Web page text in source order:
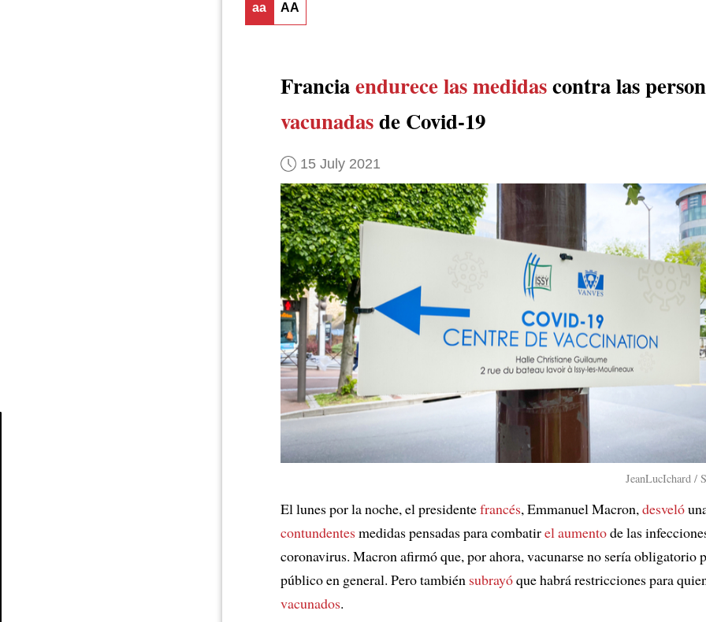
aa AA
Franciaendurece las medidascontra las
vacunadasde Covid-19
15 July 2021
JeanLucIchard /
El lunes por la noche, el presidentefrancés, Emmanuel Macron,desveló
contundentesmedidas pensadas para combatirel aumentode las
coronavirus. Macron afirmó que, por ahora, vacunarse no sería obligatorio
público en general. Pero también subrayóque habrá restricciones para
vacunados.